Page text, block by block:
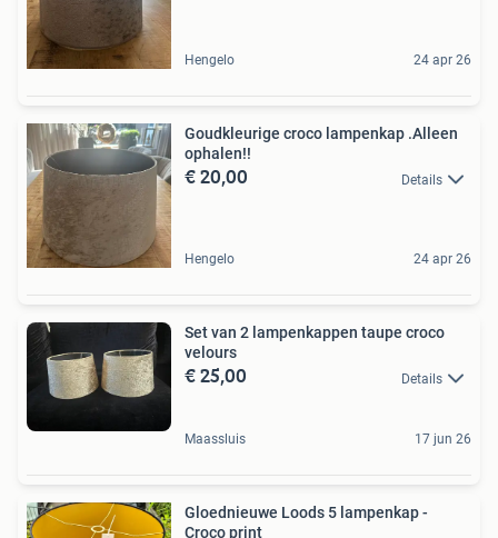
Hengelo 24 apr 26
Goudkleurige croco lampenkap .Alleen
ophalen!!
€ 20,00 Details
Hengelo 24 apr 26
Set van 2 lampenkappen taupe croco
velours
€ 25,00 Details
Maassluis 17 jun 26
Gloednieuwe Loods 5 lampenkap -
Croco print